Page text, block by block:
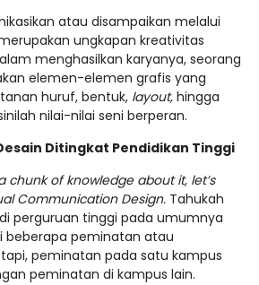
atau disampaikan melalui
ungkapan kreativitas
menghasilkan karyanya, seorang
elemen-elemen grafis yang
huruf, bentuk, layout, hingga
nilai-nilai seni berperan.
Ditingkat Pendidikan Tinggi
chunk of knowledge about it, let’s
Communication Design. Tahukah
di perguruan tinggi pada umumnya
beberapa peminatan atau
peminatan pada satu kampus
peminatan di kampus lain.